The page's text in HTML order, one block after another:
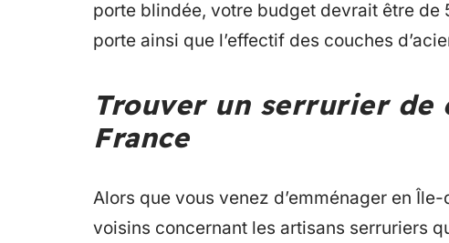
porte blindée, votre budget devrait être de
porte ainsi que l’effectif des couches
Trouver un serrurier
France
Alors que vous venez d’emménager en
voisins concernant les artisans serruriers